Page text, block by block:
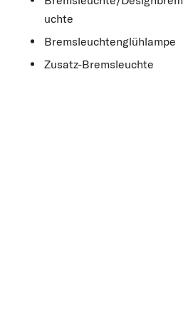
uchte
Bremsleuchtenglühlampe
Zusatz-Bremsleuchte